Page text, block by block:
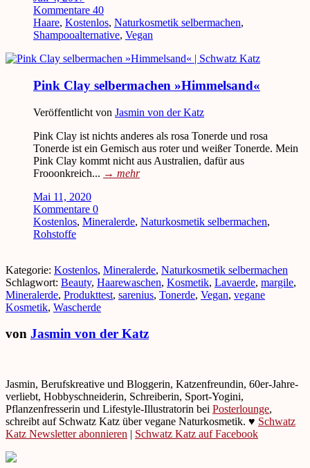
Kommentare 40
Haare, Kostenlos, Naturkosmetik selbermachen,
Shampooalternative, Vegan
Pink Clay selbermachen »Himmelsand«
Veröffentlicht von Jasmin von der Katz
Pink Clay ist nichts anderes als rosa Tonerde und rosa
Tonerde ist ein Gemisch aus roter und weißer Tonerde. Mein
Pink Clay kommt nicht aus Australien, dafür aus
Frooonkreich... → mehr
Mai 11, 2020
Kommentare 0
Kostenlos, Mineralerde, Naturkosmetik selbermachen,
Rohstoffe
Kategorie: Kostenlos, Mineralerde, Naturkosmetik selbermachen
Schlagwort: Beauty, Haarewaschen, Kosmetik, Lavaerde, margile,
Mineralerde, Produkttest, sarenius, Tonerde, Vegan, vegane
Kosmetik, Wascherde
von Jasmin von der Katz
Jasmin, Berufskreative und Bloggerin, Katzenfreundin, 60er-Jahre-
verliebt, Hobbyschneiderin, Schreiberin, Sport-Yogini,
Pflanzenfresserin und Lifestyle-Illustratorin bei Posterlounge,
schreibt auf Schwatz Katz über vegane Naturkosmetik. ♥ Schwatz
Katz Newsletter abonnieren | Schwatz Katz auf Facebook